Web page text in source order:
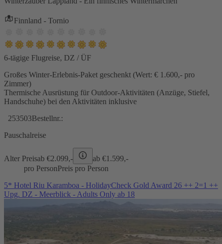
Finnland - Tornio
6-tägige Flugreise, DZ / ÜF
Großes Winter-Erlebnis-Paket geschenkt (Wert: € 1.600,- pro
Zimmer)
Thermische Ausrüstung für Outdoor-Aktivitäten (Anzüge, Stiefel,
Handschuhe) bei den Aktivitäten inklusive
253503Bestellnr.:
Pauschalreise
Alter Preisab €2.099,- ab €1.599,-
pro PersonPreis pro Person
5* Hotel Riu Karamboa - HolidayCheck Gold Award 26 ++ 2=1 ++
Upg. DZ - Meerblick - Adults Only ab 18